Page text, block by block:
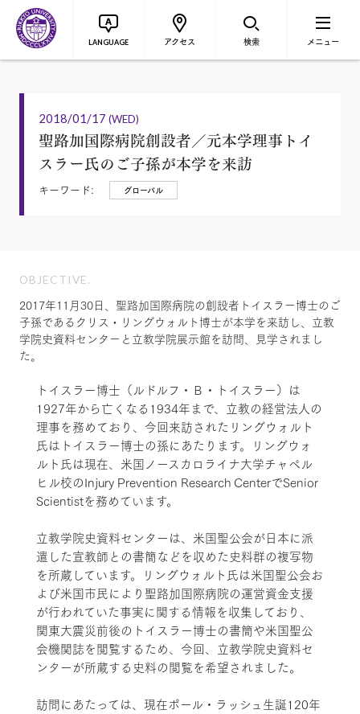
LANGUAGE アクセス 検索 メニュー
2018/01/17 (WED)
聖路加国際病院創設者／元本学理事トイ
スラー氏のご子孫が本学を来訪
キーワード: グローバル
OBJECTIVE.
2017年11月30日、聖路加国際病院の創設者トイスラー博士のご
子孫であるクリス・リングウォルト博士が本学を来訪し、立教
学院史資料センターと立教学院展示館を訪問、見学されまし
た。
トイスラー博士（ルドルフ・Ｂ・トイスラー）は
1927年から亡くなる1934年まで、立教の経営法人の
理事を務めており、今回来訪されたリングウォルト
氏はトイスラー博士の孫にあたります。リングウォ
ルト氏は現在、米国ノースカロライナ大学チャペル
ヒル校のInjury Prevention Research CenterでSenior
Scientistを務めています。
立教学院史資料センターは、米国聖公会が日本に派
遣した宣教師との書簡などを収めた史料群の複写物
を所蔵しています。リングウォルト氏は米国聖公会お
よび米国市民により聖路加国際病院の運営資金支援
が行われていた事実に関する情報を収集しており、
関東大震災前後のトイスラー博士の書簡や米国聖公
会機関誌を閲覧するため、今回、立教学院史資料セ
ンターが所蔵する史料の閲覧を希望されました。
訪問にあたっては、現在ポール・ラッシュ生誕120年